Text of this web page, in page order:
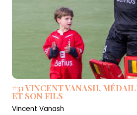
#31 VINCENT VANASH,
ET SON FILS
Vincent Vanash